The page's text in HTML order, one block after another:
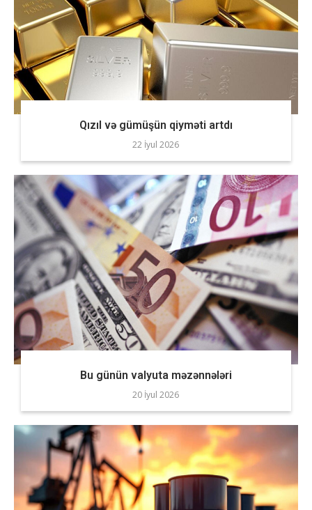
Qızıl və gümüşün qiyməti artdı
22 İyul 2026
Bu günün valyuta məzənnələri
20 İyul 2026